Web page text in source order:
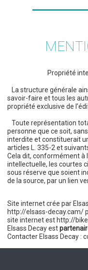
Propriété
La structure générale
savoir-faire et tous les
propriété exclusive de
Toute représentation
personne que ce soit,
interdite et constituerait
articles L. 335-2 et
Cela dit, conformément à
intellectuelle, les courtes
sous réserve que soient
de la source, par un lien
Site internet crée par
http://elsass-decay.cam/
site internet est http://
Elsass Decay est
Contacter Elsass Decay :